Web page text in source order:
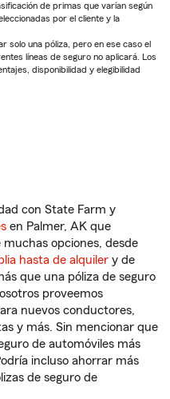
de primas que varían según
por el cliente y la
solo una póliza, pero en ese caso el
líneas de seguro no aplicará. Los
disponibilidad y elegibilidad
con State Farm y
en Palmer, AK que
opciones, desde
hasta de alquiler y de
que una póliza de seguro
proveemos
nuevos conductores,
y más. Sin mencionar que
de automóviles más
incluso ahorrar más
de seguro de